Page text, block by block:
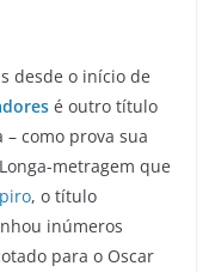
desde o início de
é outro título
como prova sua
metragem que
, o título
inúmeros
para o Oscar